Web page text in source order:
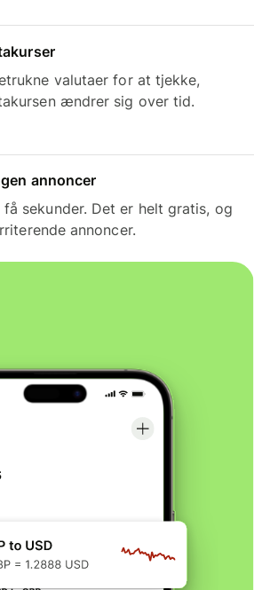
valutaer for at tjekke,
ændrer sig over tid.
annoncer
sekunder. Det er helt gratis, og
annoncer.